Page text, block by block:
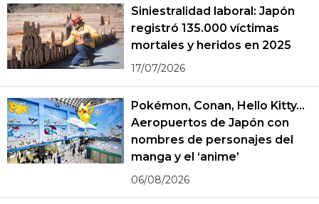
Siniestralidad laboral: Japón
registró 135.000 víctimas
mortales y heridos en 2025
17/07/2026
Pokémon, Conan, Hello Kitty...
Aeropuertos de Japón con
nombres de personajes del
manga y el ‘anime’
06/08/2026